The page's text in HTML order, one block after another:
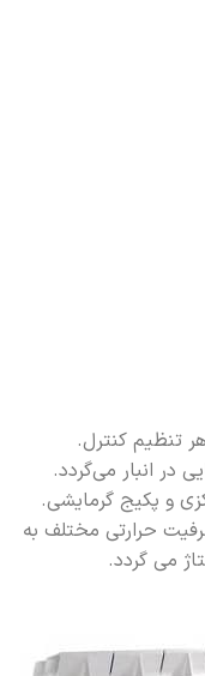
تنظیم کنترل.
انبار می‌گردد.
و پکیج گرمایشی.
حرارتی مختلف به
می گردد.